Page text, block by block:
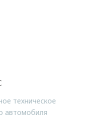
техническое
автомобиля